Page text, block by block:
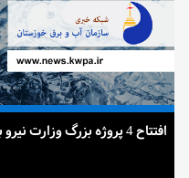
افتتاح 4 پروژه بزرگ وزارت نیرو با دستور رئیس جمهور